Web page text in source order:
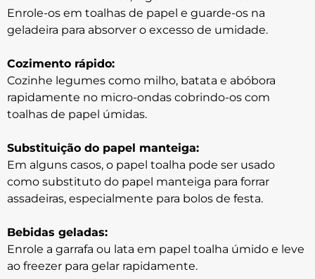
Enrole-os em toalhas de papel e guarde-os na
geladeira para absorver o excesso de umidade.
Cozimento rápido:
Cozinhe legumes como milho, batata e abóbora
rapidamente no micro-ondas cobrindo-os com
toalhas de papel úmidas.
Substituição do papel manteiga:
Em alguns casos, o papel toalha pode ser usado
como substituto do papel manteiga para forrar
assadeiras, especialmente para bolos de festa.
Bebidas geladas:
Enrole a garrafa ou lata em papel toalha úmido e leve
ao freezer para gelar rapidamente.